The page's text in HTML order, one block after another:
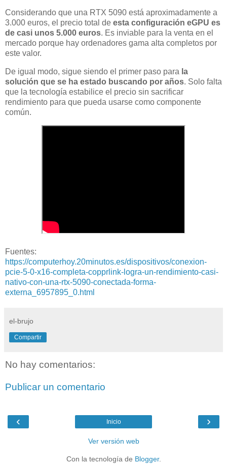
Considerando que una RTX 5090 está aproximadamente a
3.000 euros, el precio total de esta configuración eGPU es
de casi unos 5.000 euros. Es inviable para la venta en el
mercado porque hay ordenadores gama alta completos por
este valor.
De igual modo, sigue siendo el primer paso para la
solución que se ha estado buscando por años. Solo falta
que la tecnología estabilice el precio sin sacrificar
rendimiento para que pueda usarse como componente
común.
Fuentes:
https://computerhoy.20minutos.es/dispositivos/conexion-
pcie-5-0-x16-completa-copprlink-logra-un-rendimiento-casi-
nativo-con-una-rtx-5090-conectada-forma-
externa_6957895_0.html
el-brujo
Compartir
No hay comentarios:
Publicar un comentario
‹ ›
Inicio
Ver versión web
Con la tecnología de Blogger.